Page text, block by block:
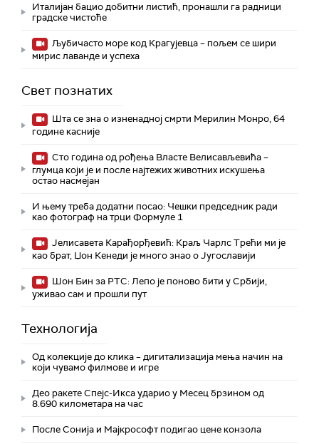
Италијан бацио добитни листић, пронашли га радници
градске чистоће
Љубичасто море код Крагујевца – пољем се шири
мирис лаванде и успеха
Свет познатих
Шта се зна о изненадној смрти Мерилин Монро, 64
године касније
Сто година од рођења Власте Велисављевића –
глумца који је и после најтежих животних искушења
остао насмејан
И њему треба додатни посао: Чешки председник ради
као фотограф на трци Формуле 1
Јелисавета Карађорђевић: Краљ Чарлс Трећи ми је
као брат, Џон Кенеди је много знао о Југославији
Шон Бин за РТС: Лепо је поново бити у Србији,
уживао сам и прошли пут
Технологијa
Од колекције до клика – дигитализација мења начин на
који чувамо филмове и игре
Део ракете Спејс-Икса ударио у Месец брзином од
8.690 километара на час
После Сонија и Мајкрософт подигао цене конзола